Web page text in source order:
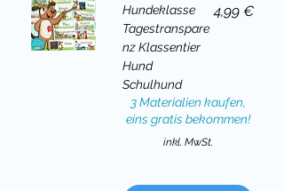
Hundeklasse
Tagestranspare
nz Klassentier
Hund
Schulhund
Preis
4,99 €
3 Materialien kaufen,
eins gratis bekommen!
inkl. MwSt.